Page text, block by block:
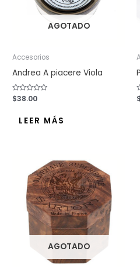
AGOTADO
Accesorios
Andrea A piacere Viola
Valorado
con
$38.00
LEER MÁS
$
AGOTADO